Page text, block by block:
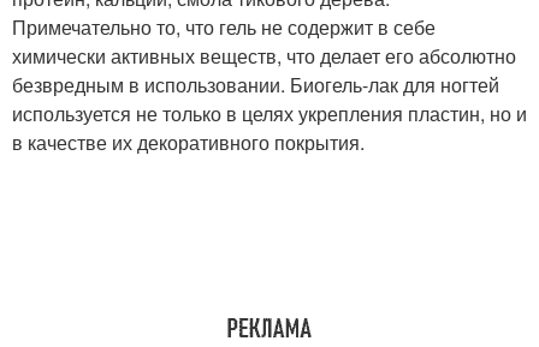
Примечательно то, что гель не содержит в себе
химически активных веществ, что делает его абсолютно
безвредным в использовании. Биогель-лак для ногтей
используется не только в целях укрепления пластин, но и
в качестве их декоративного покрытия.